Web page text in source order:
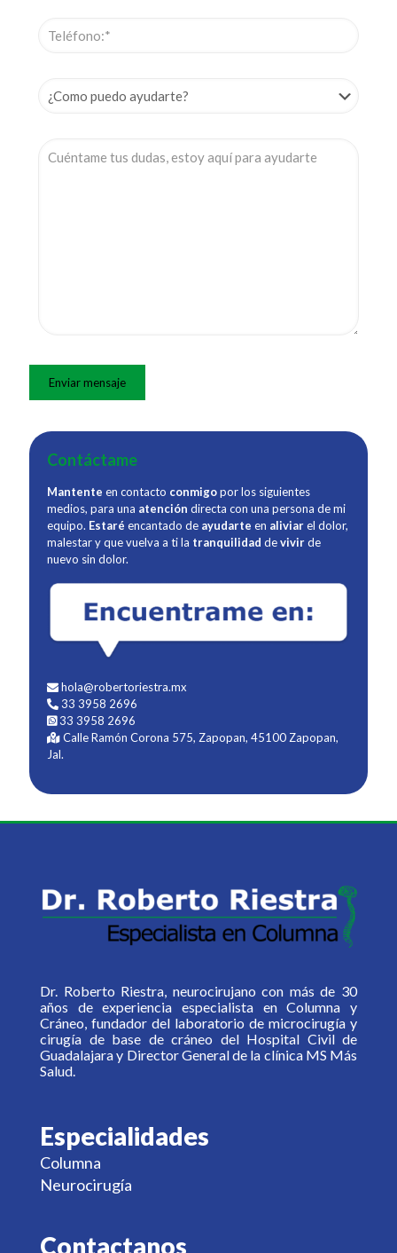
Contáctame
Mantente en contacto conmigopor los siguientes
medios, para una atención directa con una persona de mi
equipo. Estaré encantado de ayudarte en aliviarel dolor,
malestar y que vuelva a ti la tranquilidad devivirde
nuevo sin dolor.
hola@robertoriestra.mx
33 3958 2696
33 3958 2696
Calle Ramón Corona 575, Zapopan, 45100 Zapopan,
Jal.
Dr. Roberto Riestra, neurocirujano con más de 30
años de experiencia especialista en Columna y
Cráneo, fundador del laboratorio de microcirugía y
cirugía de base de cráneo del Hospital Civil de
Guadalajara y Director General de la clínica MS Más
Salud.
Especialidades
Columna
Neurocirugía
Contactanos